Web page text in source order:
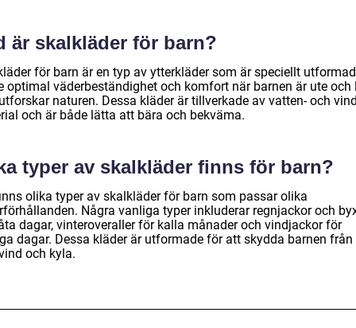
är skalkläder för barn?
för barn är en typ av ytterkläder som är speciellt
optimal väderbeständighet och komfort när barnen är ute och
naturen. Dessa kläder är tillverkade av vatten- och
och är både lätta att bära och bekväma.
typer av skalkläder finns för barn?
olika typer av skalkläder för barn som passar olika
Några vanliga typer inkluderar regnjackor och
dagar, vinteroveraller för kalla månader och vindjackor för
dagar. Dessa kläder är utformade för att skydda barnen från
och kyla.